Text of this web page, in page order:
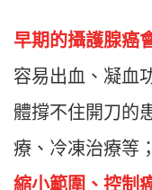
早期的攝護腺癌
容易出血、凝血
體撐不住開刀的
療、冷凍治療等；
縮小範圍、控制